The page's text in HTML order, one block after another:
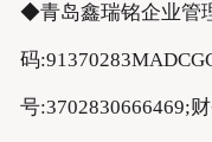
◆青岛鑫瑞铭企业管
码
号:3702830666469;